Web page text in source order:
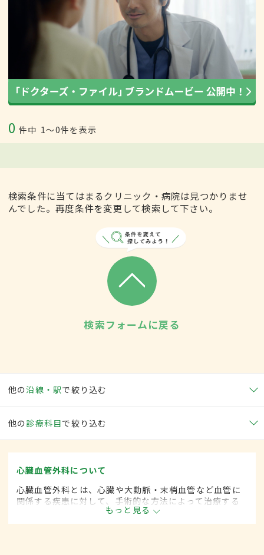
0 件中 1〜0件を表示
検索条件に当てはまるクリニック・病院は見つかりませ
んでした。再度条件を変更して検索して下さい。
検索フォームに戻る
他の沿線・駅で絞り込む
他の 診療科目で絞り込む
心臓血管外科について
心臓血管外科とは、心臓や大動脈・末梢血管など血管に
関係する疾患に対して、手術的な方法によって治療する
外科の一領域で、血管系をより専門としています。
もっと見る